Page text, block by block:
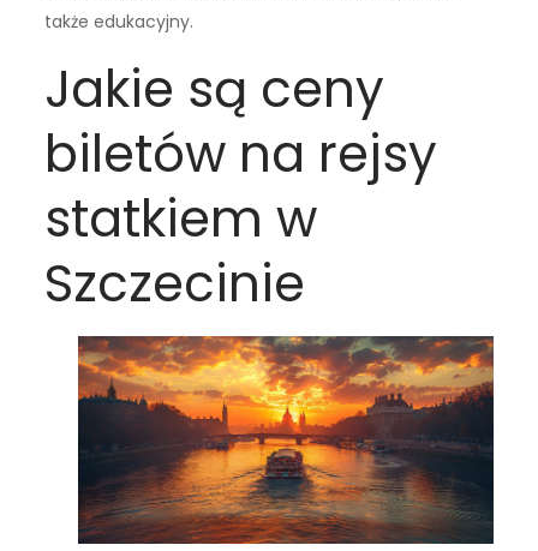
także edukacyjny.
Jakie są ceny
biletów na rejsy
statkiem w
Szczecinie